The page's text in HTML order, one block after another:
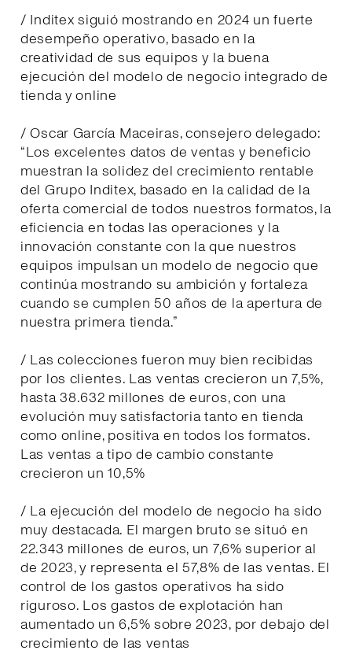
/ Inditex siguió mostrando en 2024 un fuerte
desempeño operativo, basado en la
creatividad de sus equipos y la buena
ejecución del modelo de negocio integrado de
tienda y online
/ Oscar García Maceiras, consejero delegado:
“Los excelentes datos de ventas y beneficio
muestran la solidez del crecimiento rentable
del Grupo Inditex, basado en la calidad de la
oferta comercial de todos nuestros formatos, la
eficiencia en todas las operaciones y la
innovación constante con la que nuestros
equipos impulsan un modelo de negocio que
continúa mostrando su ambición y fortaleza
cuando se cumplen 50 años de la apertura de
nuestra primera tienda.”
/ Las colecciones fueron muy bien recibidas
por los clientes. Las ventas crecieron un 7,5%,
hasta 38.632 millones de euros, con una
evolución muy satisfactoria tanto en tienda
como online, positiva en todos los formatos.
Las ventas a tipo de cambio constante
crecieron un 10,5%
/ La ejecución del modelo de negocio ha sido
muy destacada. El margen bruto se situó en
22.343 millones de euros, un 7,6% superior al
de 2023, y representa el 57,8% de las ventas. El
control de los gastos operativos ha sido
riguroso. Los gastos de explotación han
aumentado un 6,5% sobre 2023, por debajo del
crecimiento de las ventas